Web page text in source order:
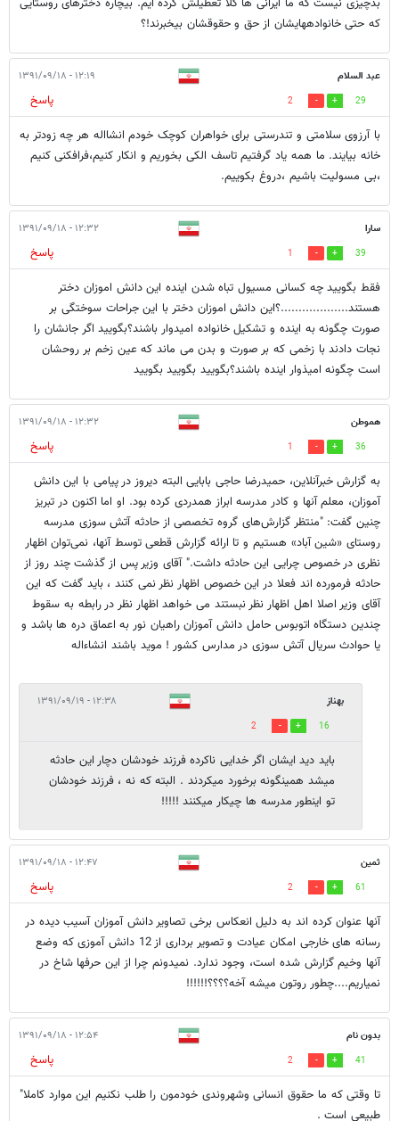
بدچیزی نیست که ما ایرانی ها کلا تعطیلش کرده ایم. بیچاره دخترهای روستایی
که حتی خانوادههایشان از حق و حقوقشان بیخبرند!؟
عبد السلام ۱۲:۱۹ - ۱۳۹۱/۰۹/۱۸
29
2
پاسخ
با آرزوی سلامتی و تندرستی برای خواهران کوچک خودم انشااله هر چه زودتر به
خانه بیایند. ما همه یاد گرفتیم تاسف الکی بخوریم و انکار کنیم،فرافکنی کنیم
،بی مسولیت باشیم ،دروغ بکوییم.
سارا ۱۲:۳۲ - ۱۳۹۱/۰۹/۱۸
39
1
پاسخ
فقط بگویید چه کسانی مسیول تباه شدن اینده این دانش اموزان دختر
هستند...................؟این دانش اموزان دختر با این جراحات سوختگی بر
صورت چگونه به اینده و تشکیل خانواده امیدوار باشند؟بگویید اگر جانشان را
نجات دادند با زخمی که بر صورت و بدن می ماند که عین زخم بر روحشان
است چگونه امیذوار اینده باشند؟بگویید بگویید بگویید
هموطن ۱۲:۳۲ - ۱۳۹۱/۰۹/۱۸
36
1
پاسخ
به گزارش خبرآنلاین، حمیدرضا حاجی بابایی البته دیروز در پیامی با این دانش
آموزان، معلم آنها و کادر مدرسه ابراز همدردی کرده بود. او اما اکنون در تبریز
چنین گفت: "منتظر گزارش‌های گروه تخصصی از حادثه آتش سوزی مدرسه
روستای «شین آباد» هستیم و تا ارائه گزارش قطعی توسط آنها، نمی‌توان اظهار
نظری در خصوص چرایی این حادثه داشت." آقای وزیر پس از گذشت چند روز از
حادثه فرمورده اند فعلا در این خصوص اظهار نظر نمی کنند ، باید گفت که این
آقای وزیر اصلا اهل اظهار نظر نبستند می خواهد اظهار نظر در رابطه به سقوط
چندین دستگاه اتوبوس حامل دانش آموزان راهیان نور به اعماق دره ها باشد و
یا حوادث سریال آتش سوزی در مدارس کشور ! موید باشند انشاءاله
بهناز ۱۲:۳۸ - ۱۳۹۱/۰۹/۱۹
16
2
باید دید ایشان اگر خدایی ناکرده فرزند خودشان دچار این حادثه
میشد همینگونه برخورد میکردند . البته که نه ، فرزند خودشان
تو اینطور مدرسه ها چیکار میکنند !!!!!
ثمین ۱۲:۴۷ - ۱۳۹۱/۰۹/۱۸
61
2
پاسخ
آنها عنوان کرده اند به دلیل انعکاس برخی تصاویر دانش آموزان آسیب دیده در
رسانه های خارجی امکان عیادت و تصویر برداری از 12 دانش آموزی که وضع
آنها وخیم گزارش شده است، وجود ندارد. نمیدونم چرا از این حرفها شاخ در
نمیاریم....چطور روتون میشه آخه؟؟؟؟!!!!!!
بدون نام ۱۲:۵۴ - ۱۳۹۱/۰۹/۱۸
41
2
پاسخ
تا وقتی که ما حقوق انسانی وشهروندی خودمون را طلب نکنیم این موارد کاملا"
طبیعی است .